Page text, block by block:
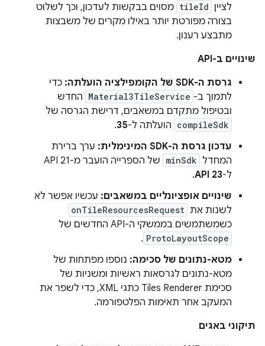
לציין tileId מסוים בבקשות לעדכון, וכך לשלוט
בצורה מפורטת יותר באילו מקרים של משבצות
מתבצע רענון.
שינויים ב-API
גרסת ה-SDK של הקומפילציה הועלתה:
כדי
לתמוך ב- Material3TileService החדש
ובטיפול מתקדם במשאבים, דרישת הגרסה של
compileSdk הועלתה ל-35
.
עדכון גרסת ה-SDK המינימלית:
ערך ברירת
המחדל minSdk
של הספרייה הועבר מ-API 21
ל-API 23
.
שינויים אופציונליים במשאבים: עכשיו אפשר לא
לשנות את onTileResourcesRequest
כשמשתמשים בממשקי ה-API החדשים של
ProtoLayoutScope
.
מטא-נתונים של סכימה: נוספו מפתחות של
מטא-נתונים לגרסאות ראשיות ומשניות של
סכימת Tiles Renderer כתגי XML, כדי לשפר את
המעקב אחר תאימות הפלטפורמה.
תיקוני באגים